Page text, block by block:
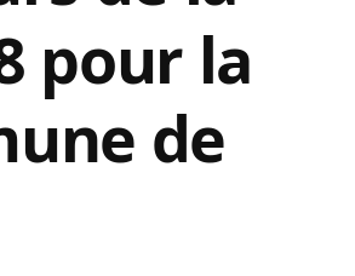
pour la
de